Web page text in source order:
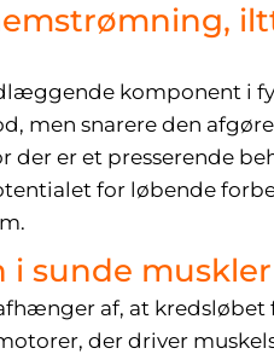
komponent i
men snarere den
er et presserende
for løbende
sunde muskler
af, at kredsløbet
der driver